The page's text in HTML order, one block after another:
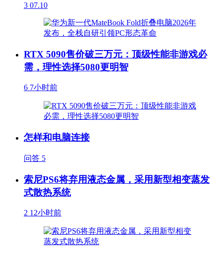
3 07.10
RTX 5090售价破三万元：顶级性能非游戏必
需，理性选择5080更明智
6 7小时前
怎样和电脑连接
问答 5
索尼PS6将弃用液态金属，采用新型相变蒸发
式散热系统
2 12小时前